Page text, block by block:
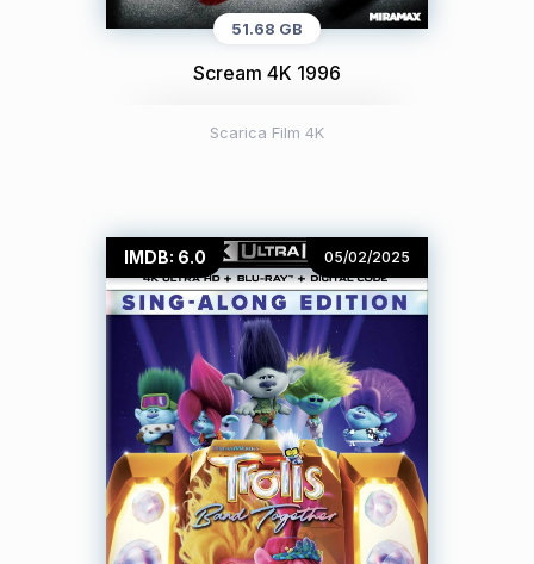
51.68 GB
Scream 4K 1996
Scarica Film 4K
IMDB: 6.0 05/02/2025